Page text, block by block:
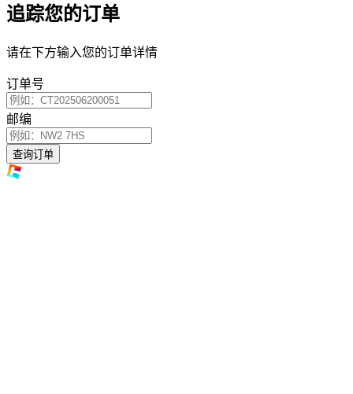
追踪您的订单
请在下方输入您的订单详情
订单号
邮编
查询订单